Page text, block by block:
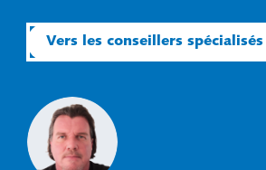
Vers les conseillers spécialisés